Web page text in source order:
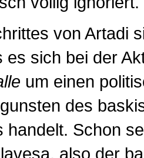
von Artadi
es sich bei der
um einen
des
handelt. Schon
also der